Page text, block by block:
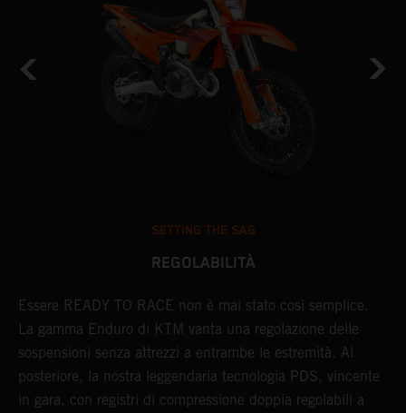
SETTING THE SAG
REGOLABILITÀ
Essere READY TO RACE non è mai stato così semplice.
La gamma Enduro di KTM vanta una regolazione delle
sospensioni senza attrezzi a entrambe le estremità. Al
posteriore, la nostra leggendaria tecnologia PDS, vincente
in gara, con registri di compressione doppia regolabili a